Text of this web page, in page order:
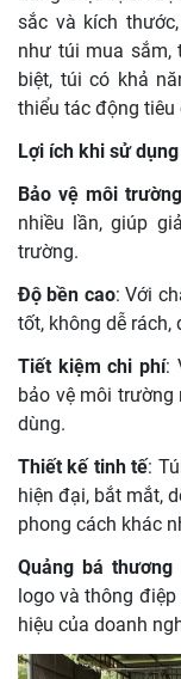
sắc và kích
như túi mua sắm,
biệt, túi có khả
thiểu tác động
Lợi ích khi sử
Bảo vệ môi trường
nhiều lần, giúp
trường.
Độ bền cao: Với
tốt, không dễ
Tiết kiệm chi phí:
bảo vệ môi
dùng.
Thiết kế tinh tế:
hiện đại, bắt mắt,
phong cách khác
Quảng bá thương
logo và thông
hiệu của doanh